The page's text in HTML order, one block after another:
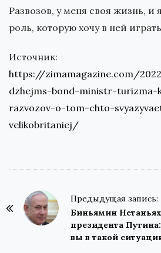
Развозов, у меня своя жизнь,
роль, которую хочу в ней
Источник:
https://zimamagazine.com/
dzhejms-bond-ministr-turizma-
razvozov-o-tom-chto-
velikobritaniej/
Предыдущая запись:
Биньямин
президента
вы в такой